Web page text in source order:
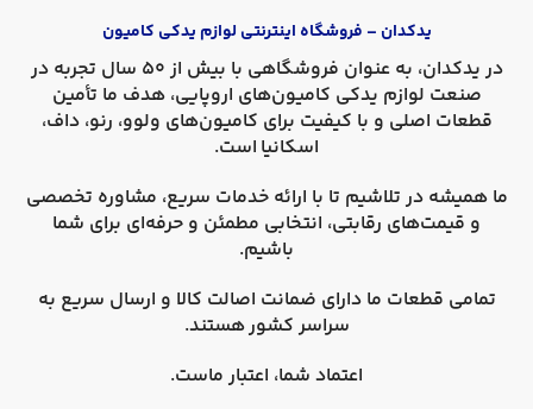
یدکدان – فروشگاه اینترنتی لوازم یدکی کامیون
در یدکدان
، به عنوان فروشگاهی با بیش از 50 سال تجربه در
صنعت لوازم یدکی کامیون‌های اروپایی، هدف ما تأمین
قطعات اصلی و با کیفیت برای کامیون‌های ولوو، رنو، داف،
اسکانیا است.
ما همیشه در تلاشیم تا با ارائه خدمات سریع، مشاوره تخصصی
و قیمت‌های رقابتی، انتخابی مطمئن و حرفه‌ای برای شما
باشیم.
تمامی قطعات ما دارای ضمانت اصالت کالا و ارسال سریع به
سراسر کشورهستند.
اعتماد شما، اعتبار ماست.